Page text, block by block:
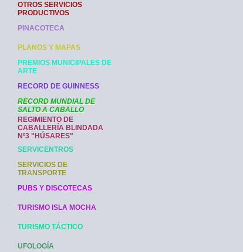
OTROS SERVICIOS
PRODUCTIVOS
PINACOTECA
PLANOS Y MAPAS
PREMIOS MUNICIPALES DE
ARTE
RECORD DE GUINNESS
RECORD MUNDIAL DE
SALTO A CABALLO
REGIMIENTO DE
CABALLERÍA BLINDADA
Nº3 "HÚSARES"
SERVICENTROS
SERVICIOS DE
TRANSPORTE
PUBS Y DISCOTECAS
TURISMO ISLA MOCHA
TURISMO TÁCTICO
UFOLOGÍA